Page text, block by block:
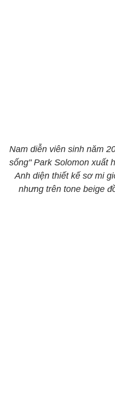
Nam diễn viên sinh năm
sống" Park Solomon xuất
Anh diện thiết kế sơ mi
nhưng trên tone beige